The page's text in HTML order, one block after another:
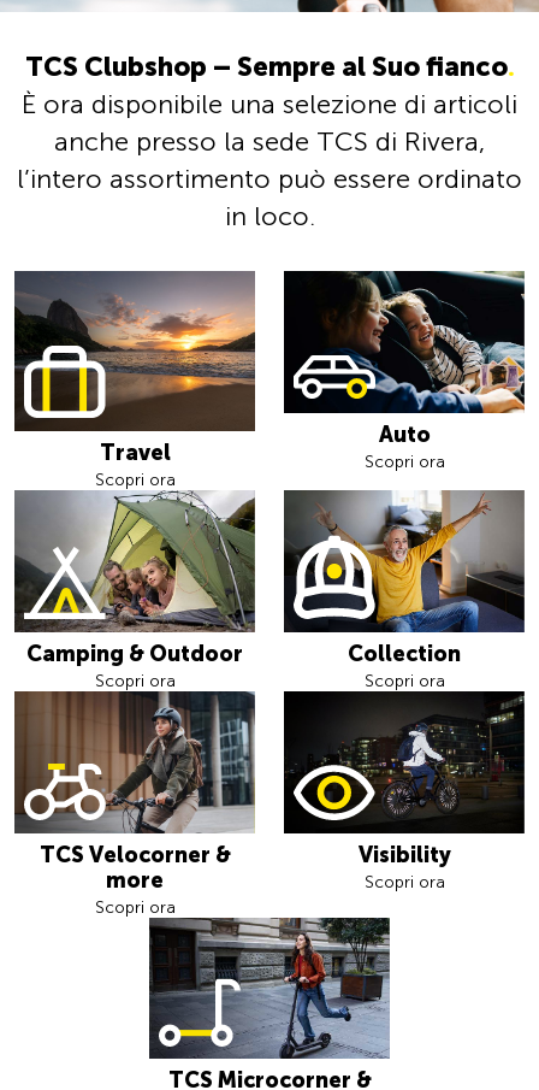
TCS Clubshop – Sempre al Suo fianco.
È ora disponibile una selezione di articoli
anche presso la sede TCS di Rivera,
l’intero assortimento può essere ordinato
in loco.
Travel
Scopri ora
Auto
Scopri ora
Camping & Outdoor
Scopri ora
Collection
Scopri ora
TCS Velocorner &
more
Scopri ora
Visibility
Scopri ora
TCS Microcorner &